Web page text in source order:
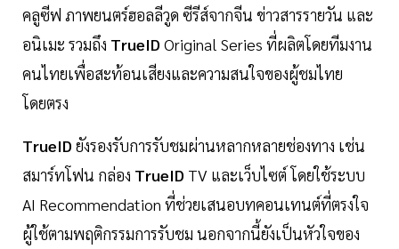
คลูซีฟ ภาพยนตร์ฮอลลีวูด ซีรีส์จากจีน ข่าวสารรายวัน และ
อนิเมะ รวมถึง TrueID Original Series ที่ผลิตโดยทีมงาน
คนไทยเพื่อสะท้อนเสียงและความสนใจของผู้ชมไทย
โดยตรง
TrueID ยังรองรับการรับชมผ่านหลากหลายช่องทาง เช่น
สมาร์ทโฟน กล่อง TrueID TV และเว็บไซต์ โดยใช้ระบบ
AI Recommendation ที่ช่วยเสนอบทคอนเทนต์ที่ตรงใจ
ผู้ใช้ตามพฤติกรรมการรับชม นอกจากนี้ยังเป็นหัวใจของ